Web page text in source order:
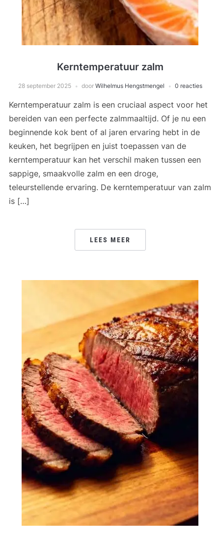
Kerntemperatuur zalm
28 september 2025 door Wilhelmus Hengstmengel 0 reacties
Kerntemperatuur zalm is een cruciaal aspect voor het
bereiden van een perfecte zalmmaaltijd. Of je nu een
beginnende kok bent of al jaren ervaring hebt in de
keuken, het begrijpen en juist toepassen van de
kerntemperatuur kan het verschil maken tussen een
sappige, smaakvolle zalm en een droge,
teleurstellende ervaring. De kerntemperatuur van zalm
is […]
LEES MEER